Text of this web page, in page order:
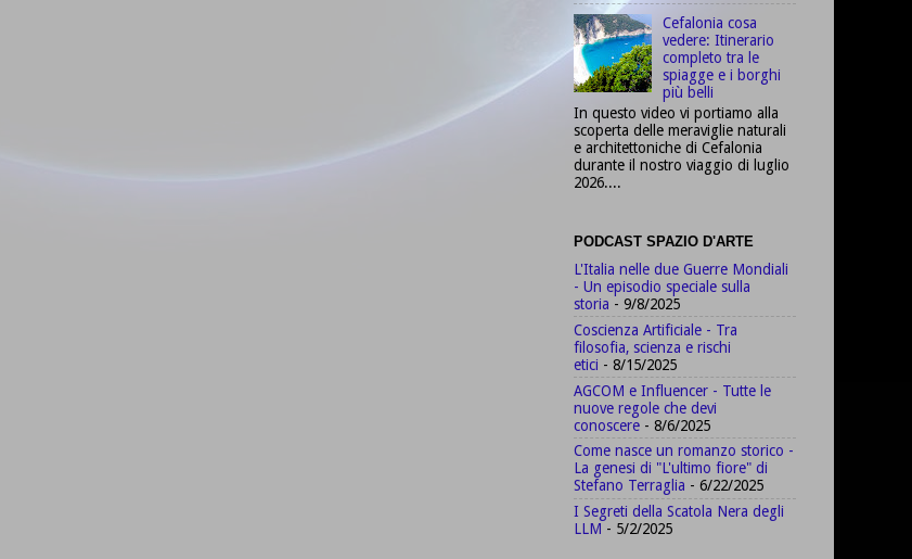
Cefalonia cosa
vedere: Itinerario
completo tra le
spiagge e i borghi
più belli
In questo video vi portiamo alla
scoperta delle meraviglie naturali
e architettoniche di Cefalonia
durante il nostro viaggio di luglio
2026....
PODCAST SPAZIO D'ARTE
L'Italia nelle due Guerre Mondiali
- Un episodio speciale sulla
storia - 9/8/2025
Coscienza Artificiale - Tra
filosofia, scienza e rischi
etici - 8/15/2025
AGCOM e Influencer - Tutte le
nuove regole che devi
conoscere - 8/6/2025
Come nasce un romanzo storico -
La genesi di "L'ultimo fiore" di
Stefano Terraglia - 6/22/2025
I Segreti della Scatola Nera degli
LLM - 5/2/2025